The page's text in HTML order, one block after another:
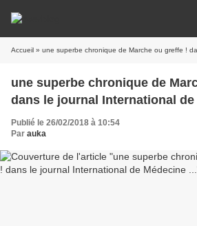
Accueil » une superbe chronique de Marche ou greffe ! dans le
une superbe chronique de
dans le journal International de
Publié le 26/02/2018 à 10:54
Par auka